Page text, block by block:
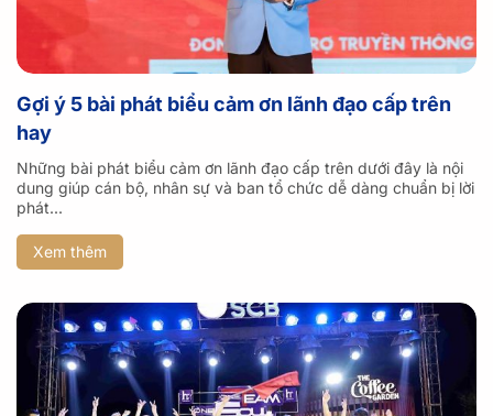
Gợi ý 5 bài phát biểu cảm ơn lãnh đạo cấp trên
hay
Những bài phát biểu cảm ơn lãnh đạo cấp trên dưới đây là nội
dung giúp cán bộ, nhân sự và ban tổ chức dễ dàng chuẩn bị lời
phát...
Xem thêm